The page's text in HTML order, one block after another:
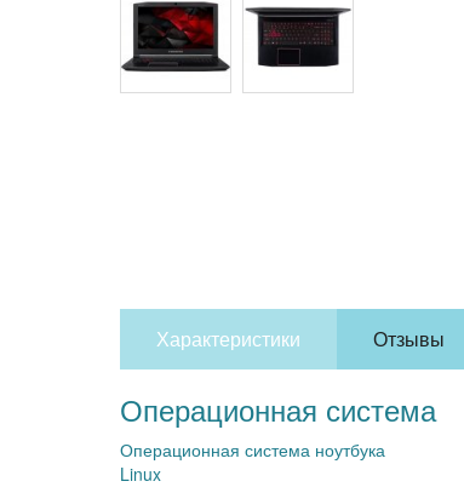
Характеристики Отзывы
Операционная система
Операционная система ноутбука
Linux